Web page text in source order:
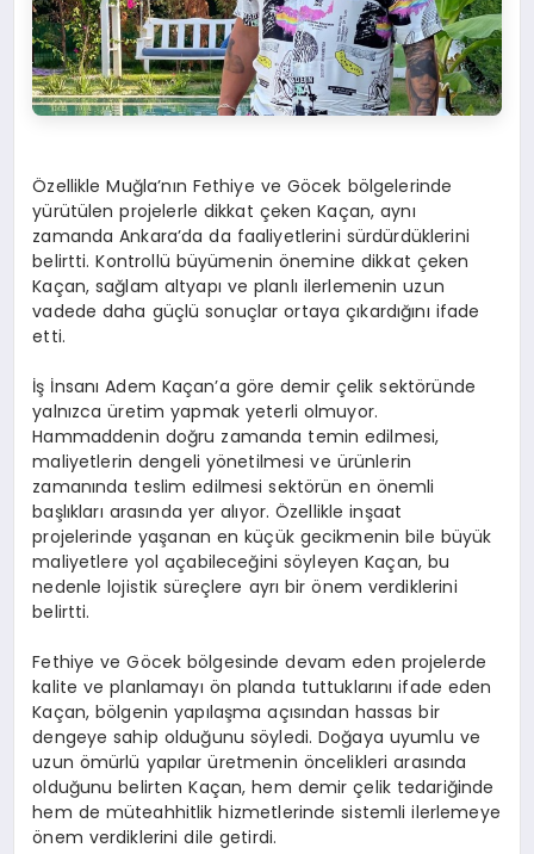
Özellikle Muğla’nın Fethiye ve Göcek bölgelerinde
yürütülen projelerle dikkat çeken Kaçan, aynı
zamanda Ankara’da da faaliyetlerini sürdürdüklerini
belirtti. Kontrollü büyümenin önemine dikkat çeken
Kaçan, sağlam altyapı ve planlı ilerlemenin uzun
vadede daha güçlü sonuçlar ortaya çıkardığını ifade
etti.
İş İnsanı Adem Kaçan’a göre demir çelik sektöründe
yalnızca üretim yapmak yeterli olmuyor.
Hammaddenin doğru zamanda temin edilmesi,
maliyetlerin dengeli yönetilmesi ve ürünlerin
zamanında teslim edilmesi sektörün en önemli
başlıkları arasında yer alıyor. Özellikle inşaat
projelerinde yaşanan en küçük gecikmenin bile büyük
maliyetlere yol açabileceğini söyleyen Kaçan, bu
nedenle lojistik süreçlere ayrı bir önem verdiklerini
belirtti.
Fethiye ve Göcek bölgesinde devam eden projelerde
kalite ve planlamayı ön planda tuttuklarını ifade eden
Kaçan, bölgenin yapılaşma açısından hassas bir
dengeye sahip olduğunu söyledi. Doğaya uyumlu ve
uzun ömürlü yapılar üretmenin öncelikleri arasında
olduğunu belirten Kaçan, hem demir çelik tedariğinde
hem de müteahhitlik hizmetlerinde sistemli ilerlemeye
önem verdiklerini dile getirdi.